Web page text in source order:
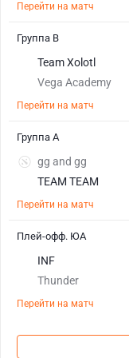
Перейти на матч
Team Xolotl
Vega Academy
Перейти на матч
Группа B
gg and gg
TEAM TEAM
Перейти на матч
Группа A
INF
Thunder
Перейти на матч
Плей-офф. ЮА